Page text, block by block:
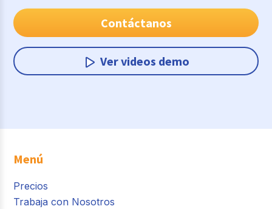
Contáctanos
Ver videos demo
Menú
Precios
Trabaja con Nosotros